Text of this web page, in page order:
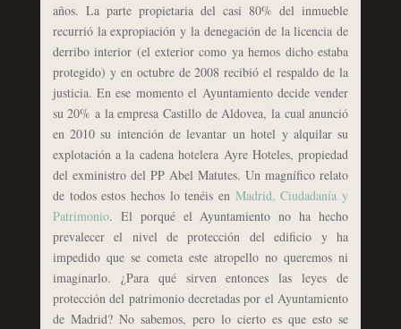
años. La parte propietaria del casi 80% del inmueble
recurrió la expropiación y la denegación de la licencia de
derribo interior (el exterior como ya hemos dicho estaba
protegido) y en octubre de 2008 recibió el respaldo de la
justicia. En ese momento el Ayuntamiento decide vender
su 20% a la empresa Castillo de Aldovea, la cual anunció
en 2010 su intención de levantar un hotel y alquilar su
explotación a la cadena hotelera Ayre Hoteles, propiedad
del exministro del PP Abel Matutes. Un magnífico relato
de todos estos hechos lo tenéis en Madrid, Ciudadanía y
Patrimonio. El porqué el Ayuntamiento no ha hecho
prevalecer el nivel de protección del edificio y ha
impedido que se cometa este atropello no queremos ni
imaginarlo. ¿Para qué sirven entonces las leyes de
protección del patrimonio decretadas por el Ayuntamiento
de Madrid? No sabemos, pero lo cierto es que esto se